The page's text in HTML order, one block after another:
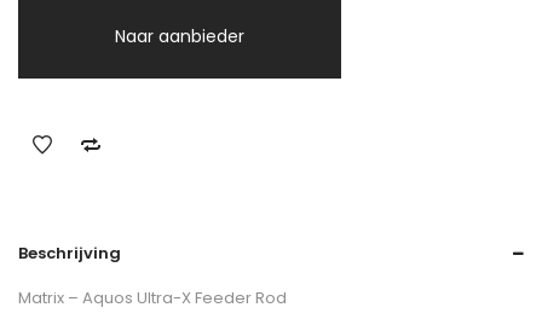
Naar aanbieder
Beschrijving
Matrix – Aquos Ultra-X Feeder Rod